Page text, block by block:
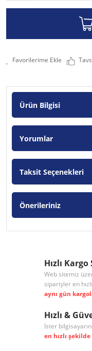
Ürün Bilgisi
Yorumlar
Taksit Seçenekleri
Önerileriniz
Hızlı
Web sitemiz
siparişler en
aynı gün
Hızlı &
İster
en hızlı şekilde